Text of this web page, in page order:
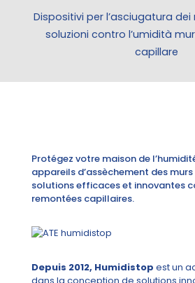
Dispositivi per l’asciugatura dei
soluzioni contro l’umidità
capillare
Protégez votre maison de
appareils d’assèchement des murs
solutions efficaces et innovantes
remontées capillaires.
Depuis 2012, Humidistop est un